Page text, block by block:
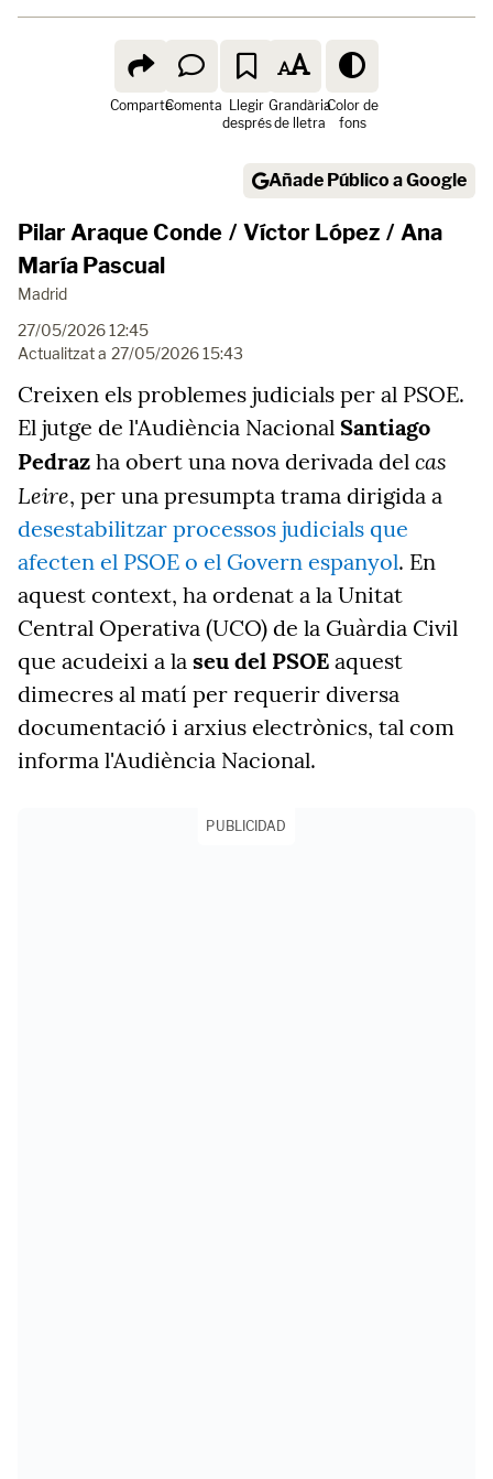
ComparteComenta Llegir
després
Grandària
de lletra
Color de
fons
Añade Público a Google
Pilar Araque Conde / Víctor López / Ana
María Pascual
Madrid
27/05/2026 12:45
Actualitzat a 27/05/2026 15:43
Creixen els problemes judicials per al PSOE.
El jutge de l'Audiència Nacional Santiago
Pedraz ha obert una nova derivada del cas
Leire, per una presumpta trama dirigida a
desestabilitzar processos judicials que
afecten el PSOE o el Govern espanyol. En
aquest context, ha ordenat a la Unitat
Central Operativa (UCO) de la Guàrdia Civil
que acudeixi a la seu del PSOE aquest
dimecres al matí per requerir diversa
documentació i arxius electrònics, tal com
informa l'Audiència Nacional.
PUBLICIDAD